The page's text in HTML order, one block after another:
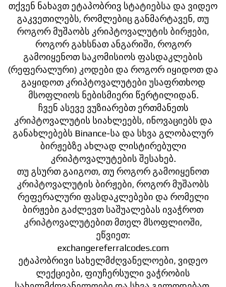
თქვენ ნახავთ ეტაპობრივ სტატიებსა და ვიდეო
გაკვეთილებს, რომლებიც განმარტავენ, თუ
როგორ მუშაობს კრიპტოვალუტის ბირჟები,
როგორ გახსნათ ანგარიში, როგორ
გამოიყენოთ საკომისიოს ფასდაკლების
(რეფერალური) კოდები და როგორ იყიდოთ და
გაყიდოთ კრიპტოვალუტები უსაფრთხოდ
მსოფლიოს ნებისმიერი წერტილიდან.
ჩვენ ასევე ვუზიარებთ ერთმანეთს
კრიპტოვალუტის სიახლეებს, ინოვაციებს და
განახლებებს Binance-სა და სხვა გლობალურ
ბირჟებზე ახლად ლისტირებული
კრიპტოვალუტების შესახებ.
თუ გსურთ გაიგოთ, თუ როგორ გამოიყენოთ
კრიპტოვალუტის ბირჟები, როგორ მუშაობს
რეფერალური ფასდაკლებები და რომელი
ბირჟები გაძლევთ საშუალებას ივაჭროთ
კრიპტოვალუტებით მთელ მსოფლიოში,
ეწვიეთ:
exchangereferralcodes.com
ეტაპობრივი სახელმძღვანელოები, ვიდეო
ლექციები, ფიუჩერსული ვაჭრობის